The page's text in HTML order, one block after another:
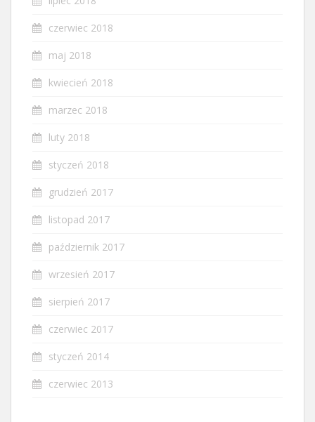
czerwiec 2018
maj 2018
kwiecień 2018
marzec 2018
luty 2018
styczeń 2018
grudzień 2017
listopad 2017
październik 2017
wrzesień 2017
sierpień 2017
czerwiec 2017
styczeń 2014
czerwiec 2013